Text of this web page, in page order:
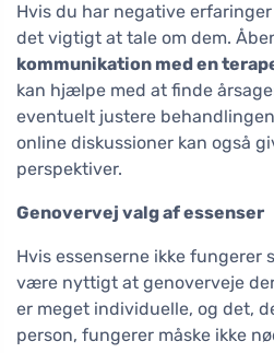
Hvis du har negative
det vigtigt at tale om dem.
kommunikation med en
kan hjælpe med at finde
eventuelt justere
online diskussioner kan også
perspektiver.
Genovervej valg af essenser
Hvis essenserne ikke fungerer
være nyttigt at genoverveje
er meget individuelle, og det,
person, fungerer måske ikke